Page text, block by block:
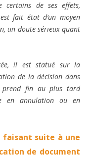
certains de ses effets,
fait état d’un moyen
un doute sérieux quant
il est statué sur la
de la décision dans
prend fin au plus tard
en annulation ou en
faisant suite à une
de document